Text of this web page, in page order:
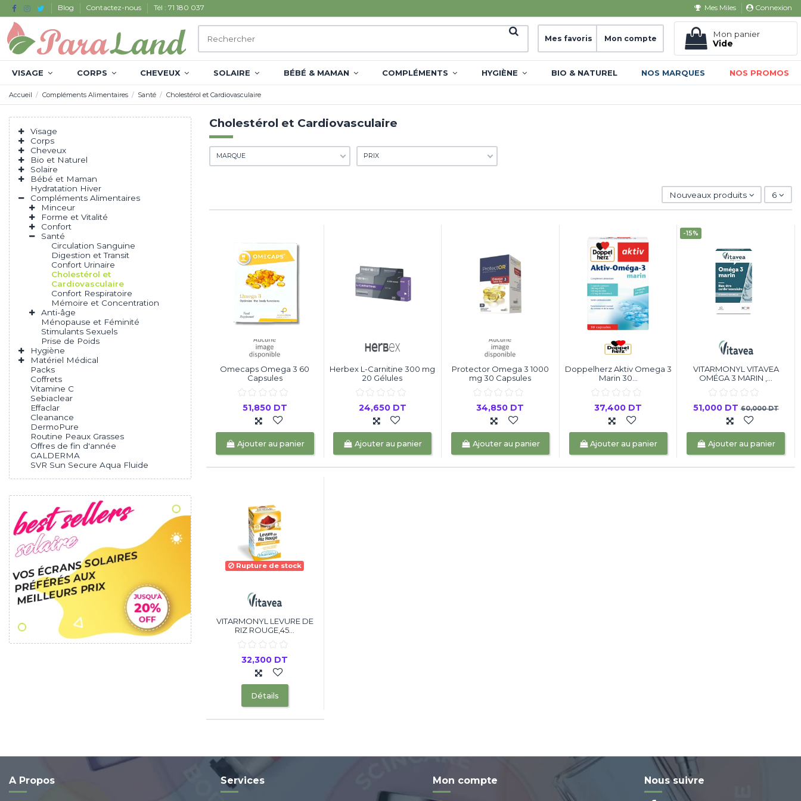
Blog Contactez-nous Tél : 71 180 037 Mes Miles Connexion
Mes favoris Mon compte
Mon panier
Vide
VISAGE CORPS CHEVEUX SOLAIRE BÉBÉ & MAMAN COMPLÉMENTS HYGIÈNE BIO & NATUREL NOS MARQUES NOS PROMOS
Accueil Compléments Alimentaires Santé Cholestérol et Cardiovasculaire
Visage
Corps
Cheveux
Bio et Naturel
Solaire
Bébé et Maman
Hydratation Hiver
Compléments Alimentaires
Minceur
Forme et Vitalité
Confort
Santé
Circulation Sanguine
Digestion et Transit
Confort Urinaire
Cholestérol et
Cardiovasculaire
Confort Respiratoire
Mémoire et Concentration
Anti-âge
Ménopause et Féminité
Stimulants Sexuels
Prise de Poids
Hygiène
Matériel Médical
Packs
Coffrets
Vitamine C
Sebiaclear
Effaclar
Cleanance
DermoPure
Routine Peaux Grasses
Offres de fin d'année
GALDERMA
SVR Sun Secure Aqua Fluide
Cholestérol et Cardiovasculaire
MARQUE PRIX
Nouveaux produits 6
Omecaps Omega 3 60
Capsules
51,850 DT
Ajouter au panier
Herbex L-Carnitine 300 mg
20 Gélules
24,650 DT
Ajouter au panier
Protector Omega 3 1000
mg 30 Capsules
34,850 DT
Ajouter au panier
Doppelherz Aktiv Omega 3
Marin 30...
37,400 DT
Ajouter au panier
-15%
VITARMONYL VITAVEA
OMÉGA 3 MARIN ,...
51,000 DT60,000 DT
Ajouter au panier
Rupture de stock
VITARMONYL LEVURE DE
RIZ ROUGE,45...
32,300 DT
Détails
A Propos Services Mon compte Nous suivre